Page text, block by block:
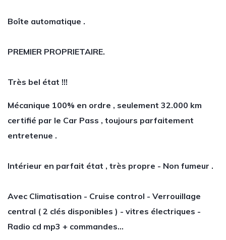
Boîte automatique .
PREMIER PROPRIETAIRE.
Très bel état !!!
Mécanique 100% en ordre , seulement 32.000 km
certifié par le Car Pass , toujours parfaitement
entretenue .
Intérieur en parfait état , très propre - Non fumeur .
Avec Climatisation - Cruise control - Verrouillage
central ( 2 clés disponibles ) - vitres électriques -
Radio cd mp3 + commandes…